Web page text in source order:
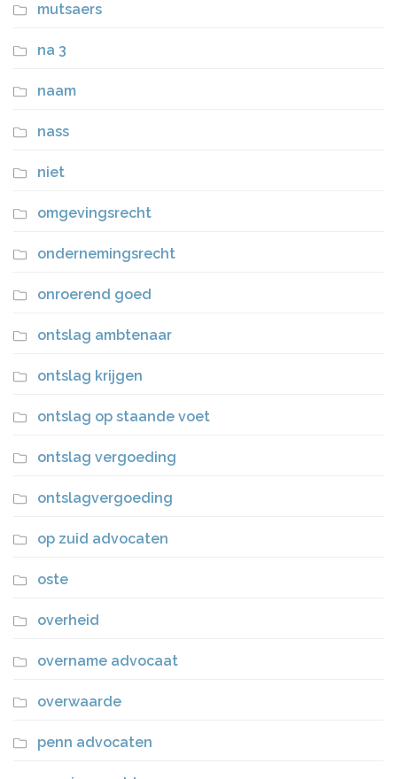
mutsaers
na 3
naam
nass
niet
omgevingsrecht
ondernemingsrecht
onroerend goed
ontslag ambtenaar
ontslag krijgen
ontslag op staande voet
ontslag vergoeding
ontslagvergoeding
op zuid advocaten
oste
overheid
overname advocaat
overwaarde
penn advocaten